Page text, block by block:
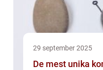
29 september 2025
De mest unika